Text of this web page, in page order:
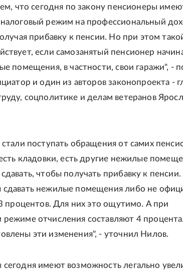
что сегодня по закону пенсионеры
налоговый режим на профессиональный
прибавку к пенсии. Но при этом
если самозанятый пенсионер
помещения, в частности, свои гаражи", -
и один из авторов законопроекта -
соцполитике и делам ветеранов
поступать обращения от самих
кладовки, есть другие нежилые
чтобы получать прибавку к пенсии.
нежилые помещения либо не
процентов. Для них это ощутимо. А при
режиме отчисления составляют 4
эти изменения", - уточнил Нилов.
сегодня имеют возможность легально